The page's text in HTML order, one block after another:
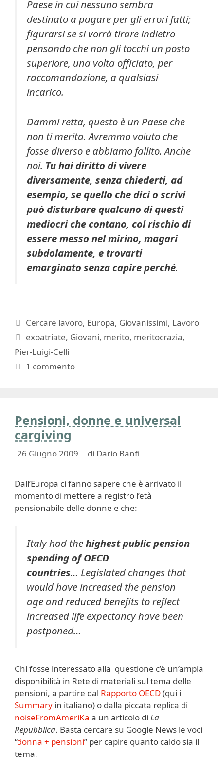
Paese in cui nessuno sembra
destinato a pagare per gli errori fatti;
figurarsi se si vorrà tirare indietro
pensando che non gli tocchi un posto
superiore, una volta officiato, per
raccomandazione, a qualsiasi
incarico.
Dammi retta, questo è un Paese che
non ti merita. Avremmo voluto che
fosse diverso e abbiamo fallito. Anche
noi. Tu hai diritto di vivere
diversamente, senza chiederti, ad
esempio, se quello che dici o scrivi
può disturbare qualcuno di questi
mediocri che contano, col rischio di
essere messo nel mirino, magari
subdolamente, e trovarti
emarginato senza capire perché.
Categorie
Cercare lavoro, Europa, Giovanissimi, Lavoro
Tag
expatriate, Giovani, merito, meritocrazia,
Pier-Luigi-Celli
1 commento
Pensioni, donne e universal
cargiving
26 Giugno 2009 di Dario Banfi
Dall’Europa ci fanno sapere che è arrivato il
momento di mettere a registro l’età
pensionabile delle donne e che:
Italy had thehighest public pension
spending of OECD
countries… Legislated changes that
would have increased the pension
age and reduced benefits to reflect
increased life expectancy have been
postponed…
Chi fosse interessato alla questione c’è un’ampia
disponibilità in Rete di materiali sul tema delle
pensioni, a partire dal Rapporto OECD(qui il
Summary in italiano) o dalla piccata replica di
noiseFromAmeriKa a un articolo di La
Repubblica. Basta cercare su Google News le voci
“donna + pensioni” per capire quanto caldo sia il
tema.